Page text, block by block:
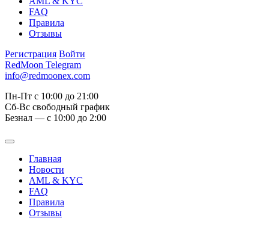
FAQ
Правила
Отзывы
Регистрация Войти
RedMoon Telegram
info@redmoonex.com
Пн-Пт с 10:00 до 21:00
Сб-Вс свободный график
Безнал — с 10:00 до 2:00
Главная
Новости
AML & KYC
FAQ
Правила
Отзывы